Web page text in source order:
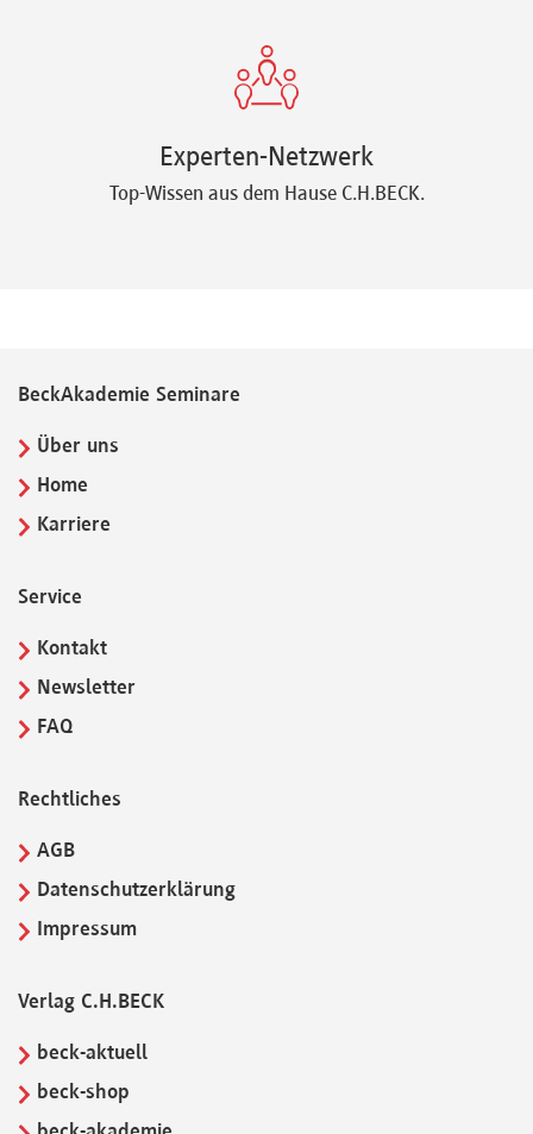
Experten-Netzwerk
Top-Wissen aus dem Hause C.H.BECK.
BeckAkademie Seminare
Über uns
Home
Karriere
Service
Kontakt
Newsletter
FAQ
Rechtliches
AGB
Datenschutzerklärung
Impressum
Verlag C.H.BECK
beck-aktuell
beck-shop